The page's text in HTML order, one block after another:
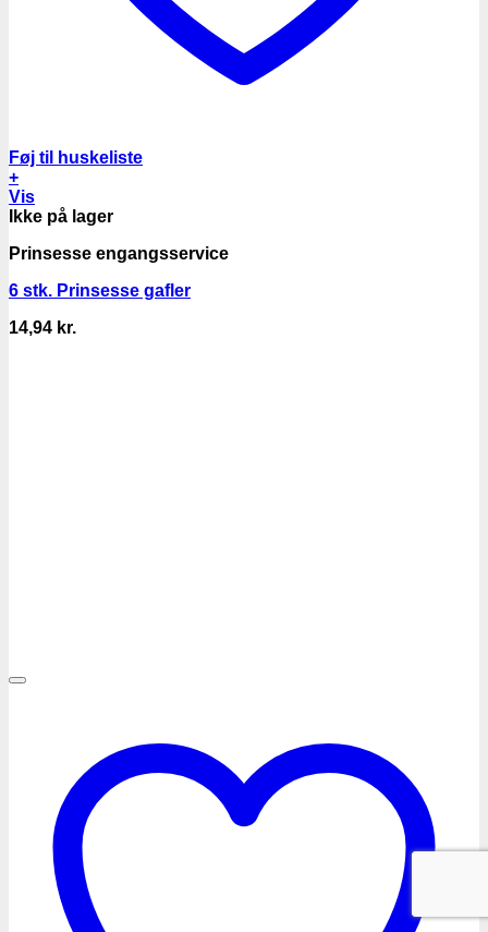
Føj til huskeliste
+
Vis
Ikke på lager
Prinsesse engangsservice
6 stk. Prinsesse gafler
14,94 kr.